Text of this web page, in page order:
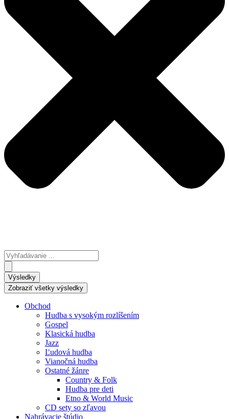
Search
...
Výsledky
Zobraziť všetky výsledky
Obchod
Hudba s vysokým rozlíšením
Gospel
Klasická hudba
Jazz
Ľudová hudba
Vianočná hudba
Ostatné žánre
Country & Folk
Hudba pre deti
Etno & World Music
CD sety so zľavou
Nahrávacie štúdio